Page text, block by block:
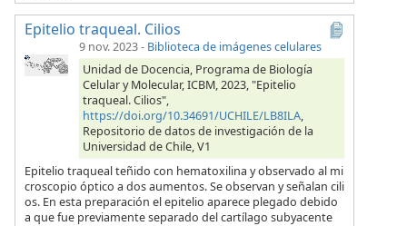
Epitelio traqueal. Cilios
9 nov. 2023- Biblioteca de imágenes celulares
Unidad de Docencia, Programa de Biología
Celular y Molecular, ICBM, 2023, "Epitelio
traqueal. Cilios",
https://doi.org/10.34691/UCHILE/LB8ILA,
Repositorio de datos de investigación de la
Universidad de Chile, V1
Epitelio traqueal teñido con hematoxilina y observado al mi
croscopio óptico a dos aumentos. Se observan y señalan cili
os. En esta preparación el epitelio aparece plegado debido
a que fue previamente separado del cartílago subyacente